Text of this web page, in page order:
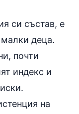
си състав, е
деца.
почти
индекс и
на